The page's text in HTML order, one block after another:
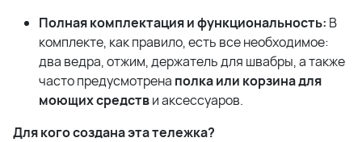
Полная комплектация и функциональность: В
комплекте, как правило, есть все необходимое:
два ведра, отжим, держатель для швабры, а также
часто предусмотрена полка или корзина для
моющих средстви аксессуаров.
Для кого создана эта тележка?